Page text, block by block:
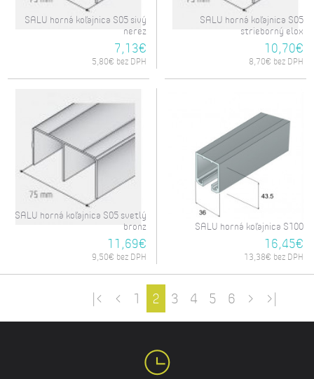
SALU horná koľajnica S05 sivý
nerez
7,13€
5,80€ bez DPH
SALU horná koľajnica S05
strieborný elox
10,70€
8,70€ bez DPH
SALU horná koľajnica S05 svetlý
bronz
11,69€
9,50€ bez DPH
SALU horná koľajnica S100
16,45€
13,38€ bez DPH
|< < 1 2 3 4 5 6 > >|